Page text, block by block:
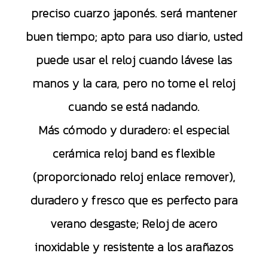
preciso cuarzo japonés. será mantener
buen tiempo; apto para uso diario, usted
puede usar el reloj cuando lávese las
manos y la cara, pero no tome el reloj
cuando se está nadando.
Más cómodo y duradero: el especial
cerámica reloj band es flexible
(proporcionado reloj enlace remover),
duradero y fresco que es perfecto para
verano desgaste; Reloj de acero
inoxidable y resistente a los arañazos